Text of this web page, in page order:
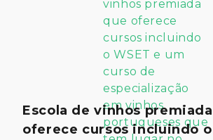
Escola de vinhos
oferece cursos incluindo o